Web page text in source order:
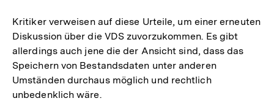
Kritiker verweisen auf diese Urteile, um einer erneuten
Diskussion über die VDS zuvorzukommen. Es gibt
allerdings auch jene die der Ansicht sind, dass das
Speichern von Bestandsdaten unter anderen
Umständen durchaus möglich und rechtlich
unbedenklich wäre.